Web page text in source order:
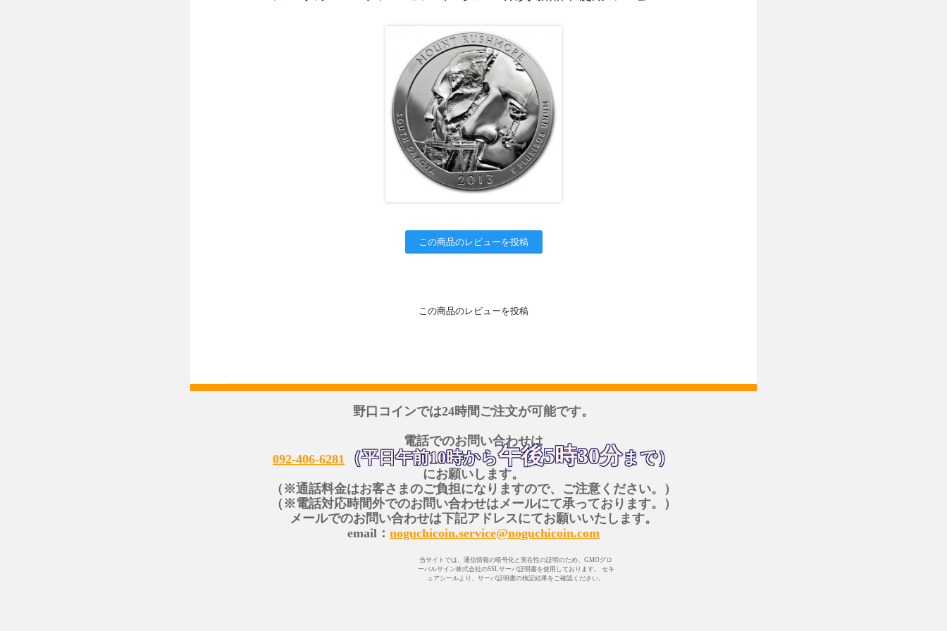
この商品のレビューを投稿
この商品のレビューを投稿
野口コインでは24時間ご注文が可能です。
電話でのお問い合わせは
092-406-6281
（平日午前10時から午後5時30分まで）
にお願いします。
（※通話料金はお客さまのご負担になりますので、ご注意ください。）
（※電話対応時間外でのお問い合わせはメールにて承っております。）
メールでのお問い合わせは下記アドレスにてお願いいたします。
email： noguchicoin.service@noguchicoin.com
当サイトでは、通信情報の暗号化と実在性の証明のため、GMOグロ
ーバルサイン株式会社のSSLサーバ証明書を使用しております。 セキ
ュアシールより、サーバ証明書の検証結果をご確認ください。